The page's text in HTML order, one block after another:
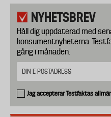
NYHETSBREV
Håll dig uppdaterad med
konsumentnyheterna.
gång i månaden.
Jag accepterar Testfaktas